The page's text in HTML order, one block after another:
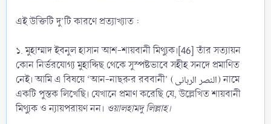
এই উক্তিটি দু’টি কারণে প্রত্যাখ্যাত :
১. মুহাম্মাদ ইবনুল হাসান আশ-শায়বানী মিথ্যুক।[46] তাঁর সত্যায়ন
কোন নির্ভরযোগ্য মুহাদ্দিছ থেকে সুস্পষ্টভাবে সহীহ সনদে প্রমাণিত
নেই। আমি এ বিষয়ে ‘আন-নাছরুর রববানী’ (النصر الربانى) নামে
একটি পুস্তক লিখেছি। যেখানে প্রমাণ করেছি যে, উল্লেখিত শায়বানী
মিথ্যুক ও ন্যায়পরায়ণ নন। ওয়ালহামদু লিল্লাহ।